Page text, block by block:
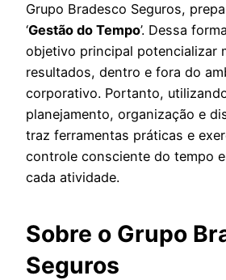
Grupo Bradesco Seguros,
‘Gestão do Tempo’. Dessa
objetivo principal potencializar
resultados, dentro e fora do
corporativo. Portanto,
planejamento, organização e
traz ferramentas práticas e
controle consciente do tempo
cada atividade.
Sobre o Grupo
Seguros